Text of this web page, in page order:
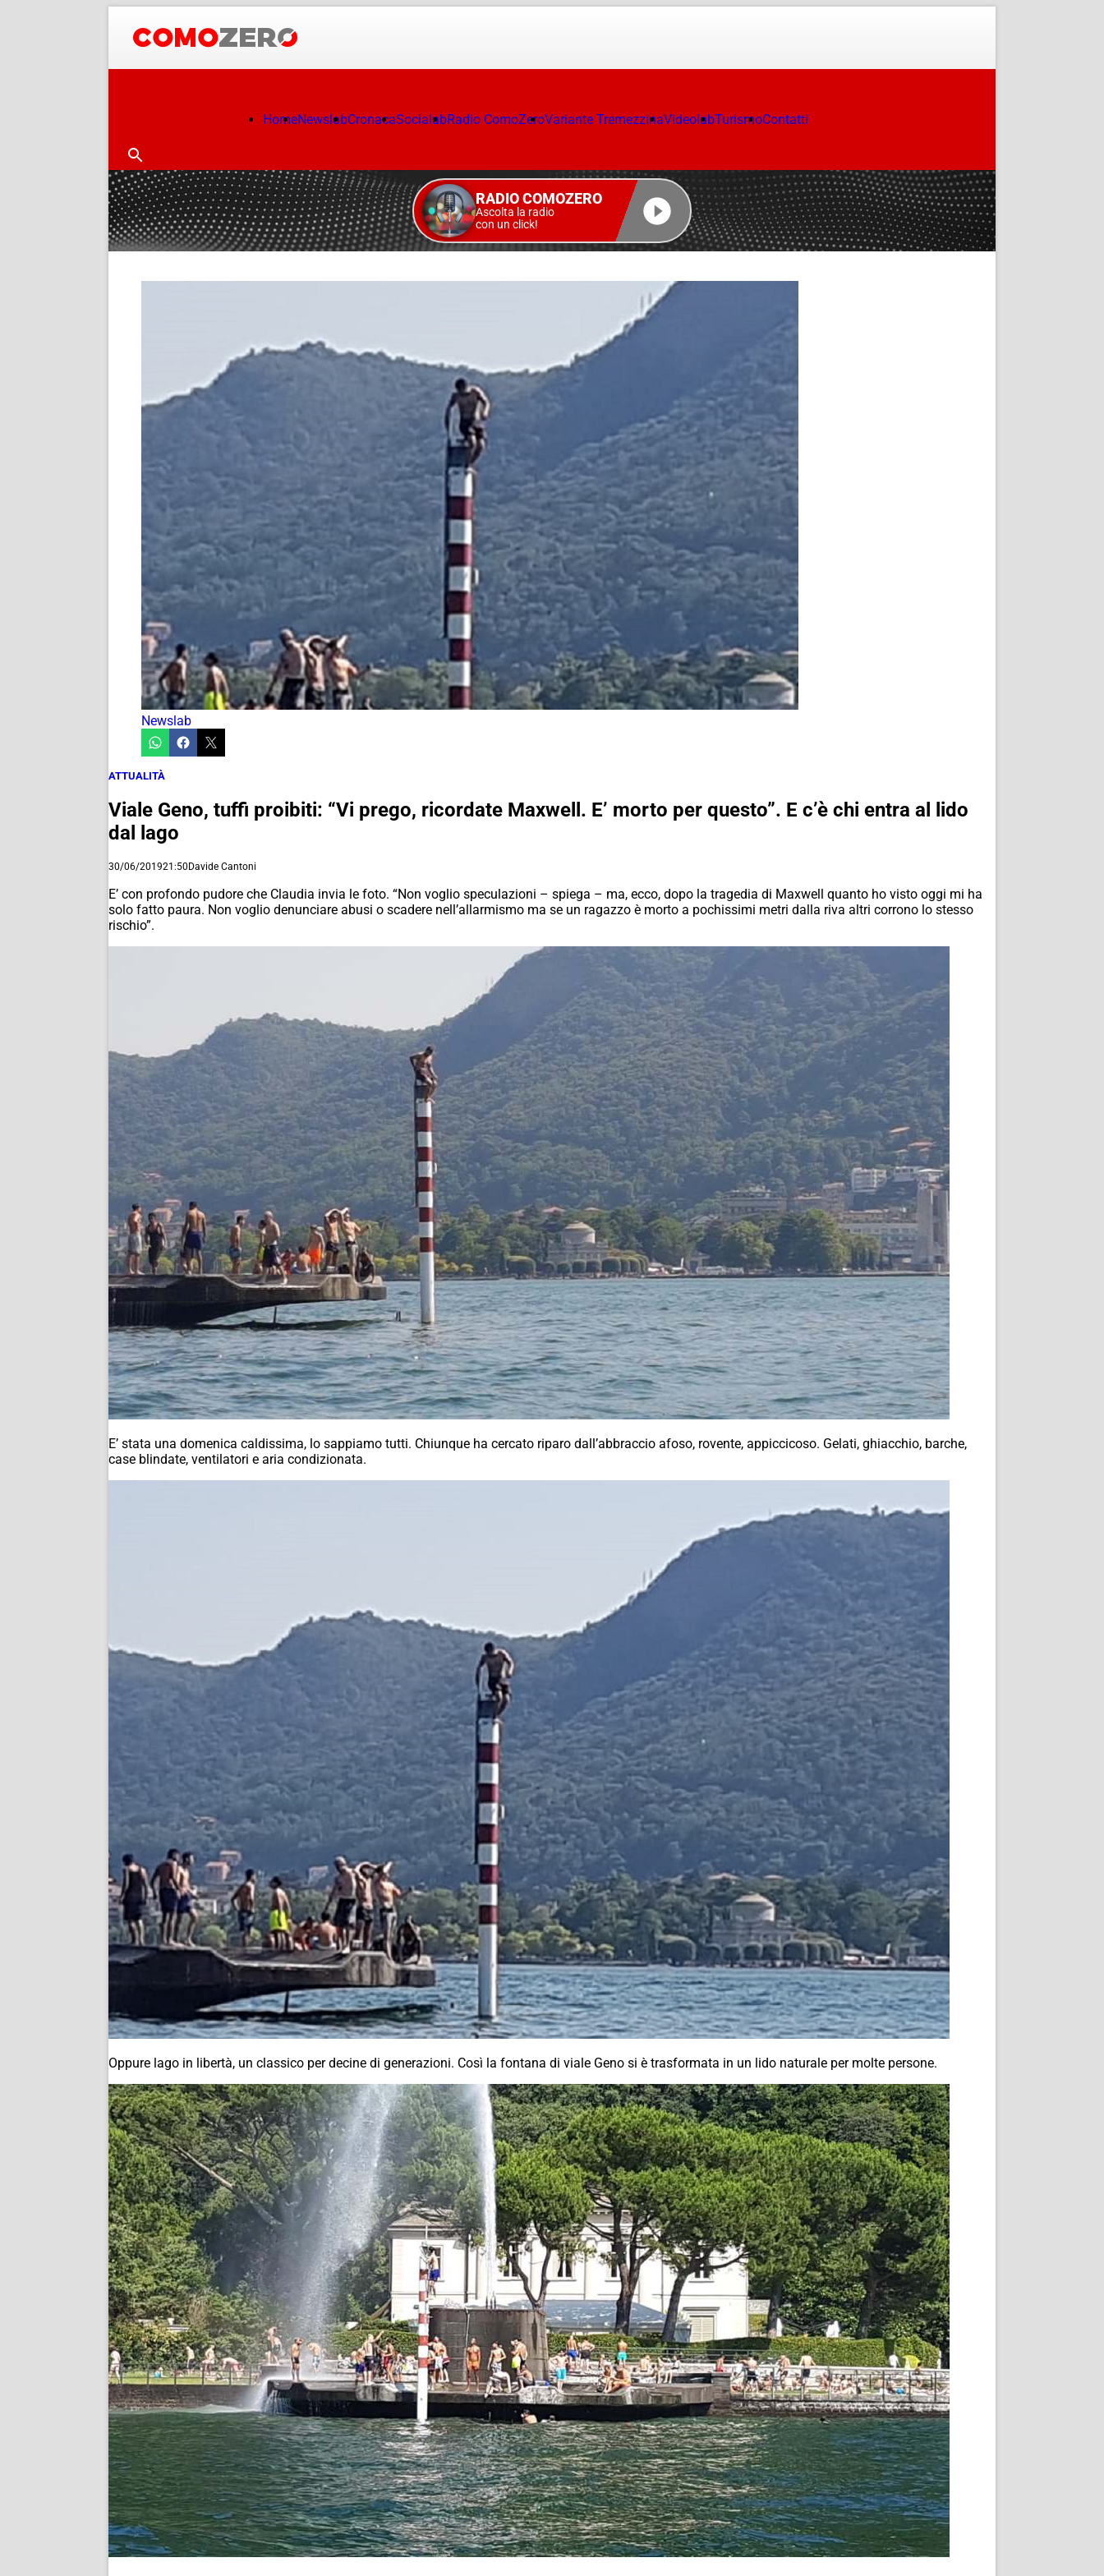
HomeNewslabCronacaSocialabRadio ComoZeroVariante TremezzinaVideolabTurismoContatti
RADIO COMOZERO
Ascolta la radio
con un click!
Newslab
ATTUALITÀ
Viale Geno, tuffi proibiti: “Vi prego, ricordate Maxwell. E’ morto per questo”. E c’è chi entra al lido
dal lago
30/06/201921:50Davide Cantoni
E’ con profondo pudore che Claudia invia le foto. “Non voglio speculazioni – spiega – ma, ecco, dopo la tragedia di Maxwell quanto ho visto oggi mi ha
solo fatto paura. Non voglio denunciare abusi o scadere nell’allarmismo ma se un ragazzo è morto a pochissimi metri dalla riva altri corrono lo stesso
rischio”.
E’ stata una domenica caldissima, lo sappiamo tutti. Chiunque ha cercato riparo dall’abbraccio afoso, rovente, appiccicoso. Gelati, ghiacchio, barche,
case blindate, ventilatori e aria condizionata.
Oppure lago in libertà, un classico per decine di generazioni. Così la fontana di viale Geno si è trasformata in un lido naturale per molte persone.